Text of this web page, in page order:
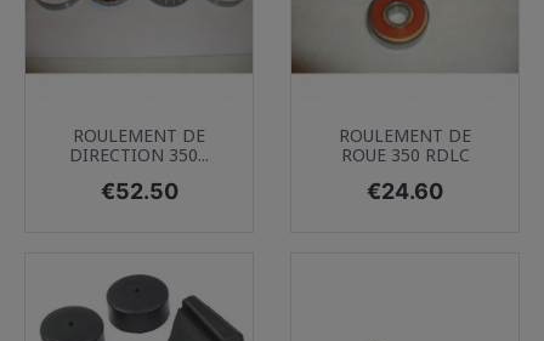
ROULEMENT DE
DIRECTION 350...
Price
€52.50
ROULEMENT DE
ROUE 350 RDLC
Price
€24.60